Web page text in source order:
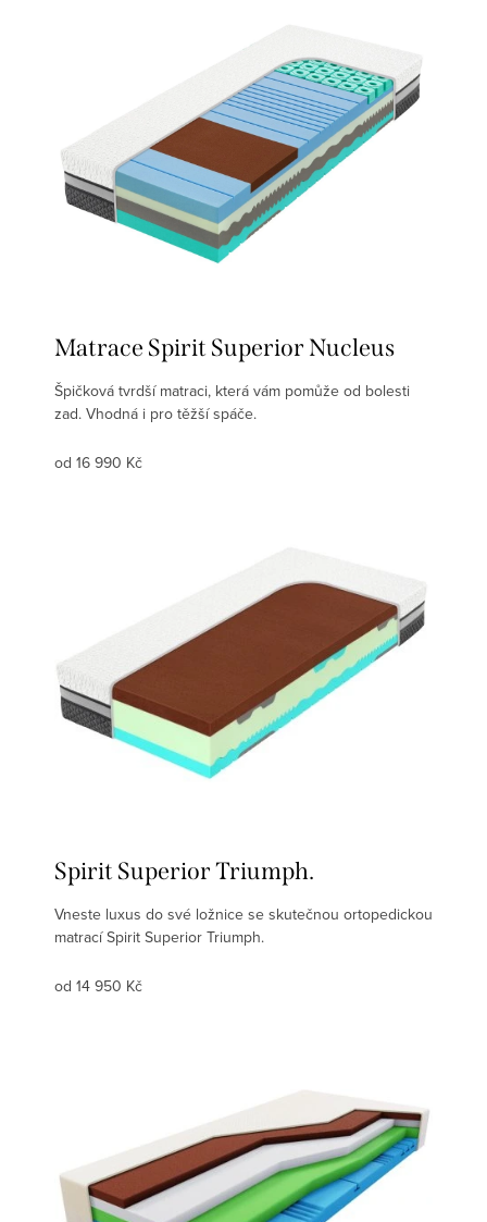
Matrace Spirit Superior Nucleus
Špičková tvrdší matraci, která vám pomůže od bolesti
zad. Vhodná i pro těžší spáče.
od 16 990 Kč
Spirit Superior Triumph.
Vneste luxus do své ložnice se skutečnou ortopedickou
matrací Spirit Superior Triumph.
od 14 950 Kč